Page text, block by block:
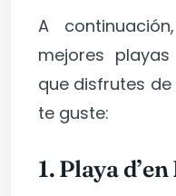
A
mejores
que disfrutes
te guste:
1.Playa d’en